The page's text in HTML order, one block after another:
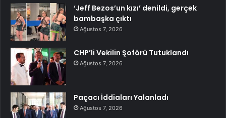
‘Jeff Bezos’un kızı’ denildi, gerçek
bambaşka çıktı
Ağustos 7, 2026
CHP’li Vekilin Şoförü Tutuklandı
Ağustos 7, 2026
Paçacı İddiaları Yalanladı
Ağustos 7, 2026